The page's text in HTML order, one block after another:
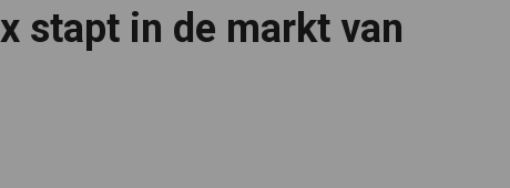
stapt in de markt van